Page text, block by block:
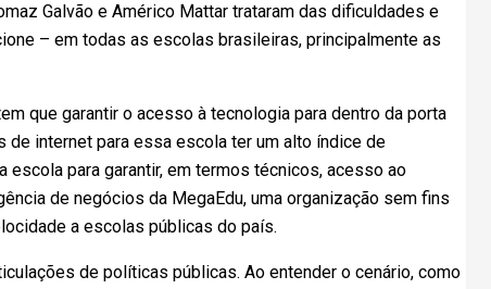
Galvão e Américo Mattar trataram das dificuldades e
– em todas as escolas brasileiras, principalmente as
que garantir o acesso à tecnologia para dentro da porta
internet para essa escola ter um alto índice de
para garantir, em termos técnicos, acesso ao
de negócios da MegaEdu, uma organização sem fins
a escolas públicas do país.
de políticas públicas. Ao entender o cenário, como